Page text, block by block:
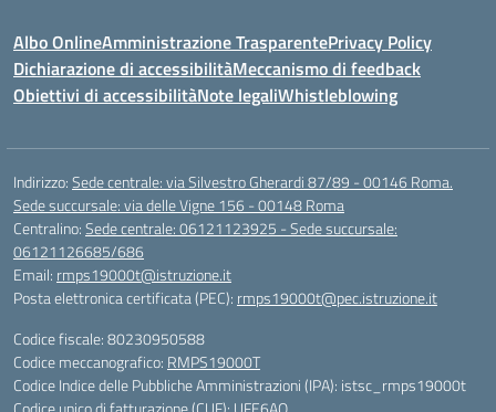
Albo OnlineAmministrazione TrasparentePrivacy Policy
Dichiarazione di accessibilitàMeccanismo di feedback
Obiettivi di accessibilitàNote legaliWhistleblowing
Indirizzo:Sede centrale: via Silvestro Gherardi 87/89 - 00146 Roma.
Sede succursale: via delle Vigne 156 - 00148 Roma
Centralino:Sede centrale: 06121123925 - Sede succursale:
06121126685/686
Email: rmps19000t@istruzione.it
Posta elettronica certificata (PEC): rmps19000t@pec.istruzione.it
Codice fiscale: 80230950588
Codice meccanografico: RMPS19000T
Codice Indice delle Pubbliche Amministrazioni (IPA): istsc_rmps19000t